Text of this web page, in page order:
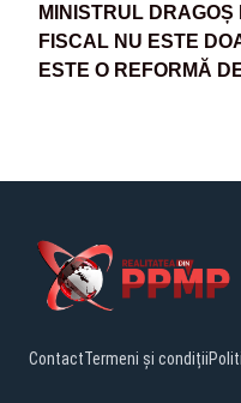
MINISTRUL
FISCAL NU ESTE
ESTE O REFORMĂ
ContactTermeni și condiții